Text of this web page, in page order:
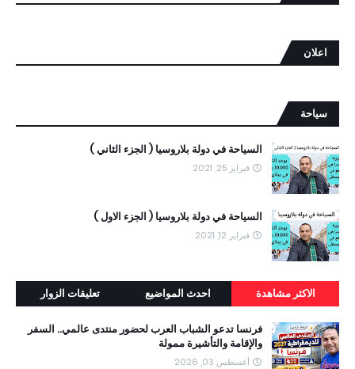
اعلان
سياحة
السياحة في دولة بلاروسيا ( الجزء الثاني )
فبراير 25, 2021
السياحة في دولة بلاروسيا ( الجزء الاول )
فبراير 12, 2021
الاكثر مشاهدة احدث المواضيع تعليقات الزوار
فرنسا تدعو الشباب العرب لحضور منتدى عالمي.. السفر
والإقامة والتأشيرة ممولة
أغسطس 03, 2026